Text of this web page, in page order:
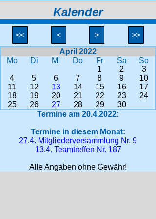
Kalender
<< < >
>>
April 2022
Mo
Di Mi Do Fr Sa
So
1
2
3
4
5 6 7 8 9
10
11
12 13 14 15 16
17
18
19 20 21 22 23
24
25
26 27 28 29
30
Termine am 20.4.2022:
Termine in diesem Monat:
27.4. Mitgliederversammlung Nr. 9
13.4. Teamtreffen Nr. 187
Alle Angaben ohne Gewähr!